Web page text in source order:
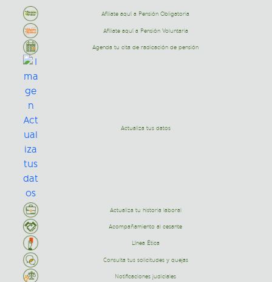
Afíliate aquí a Pensión Obligatoria
Afíliate aquí a Pensión Voluntaria
Agenda tu cita de radicación de pensión
Actualiza tus datos
Actualiza tu historia laboral
Acompañamiento al cesante
Línea Ética
Consulta tus solicitudes y quejas
Notificaciones judiciales